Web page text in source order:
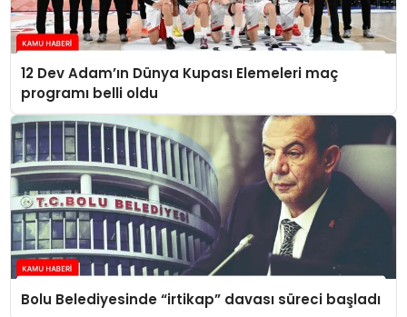
12 Dev Adam’ın Dünya Kupası Elemeleri maç
programı belli oldu
Bolu Belediyesinde “irtikap” davası süreci başladı